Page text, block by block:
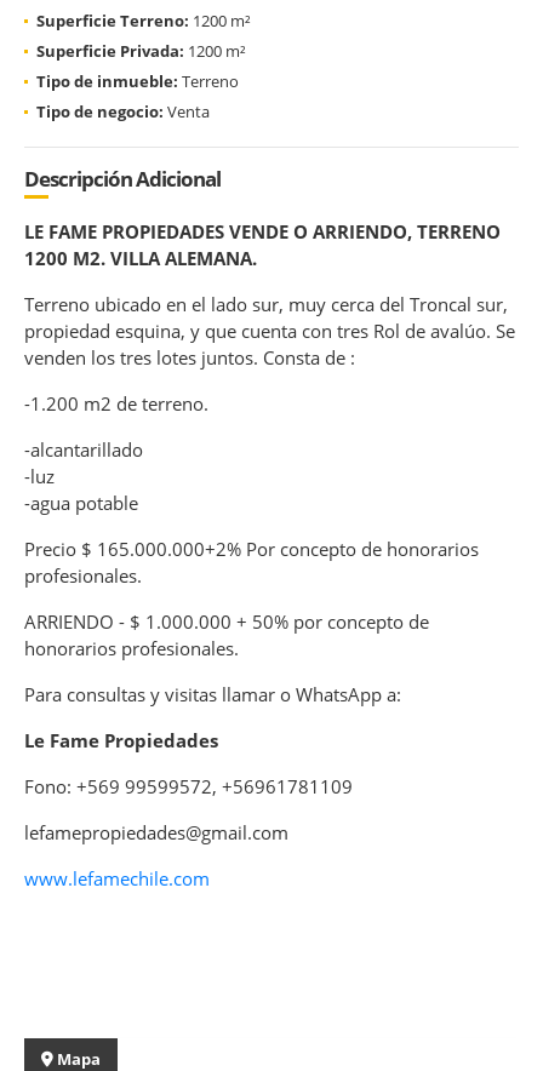
Superficie Terreno: 1200 m²
Superficie Privada: 1200 m²
Tipo de inmueble: Terreno
Tipo de negocio: Venta
Descripción Adicional
LE FAME PROPIEDADES VENDE O ARRIENDO, TERRENO
1200 M2. VILLA ALEMANA.
Terreno ubicado en el lado sur, muy cerca del Troncal sur,
propiedad esquina, y que cuenta con tres Rol de avalúo. Se
venden los tres lotes juntos. Consta de :
-1.200 m2 de terreno.
-alcantarillado
-luz
-agua potable
Precio $ 165.000.000+2% Por concepto de honorarios
profesionales.
ARRIENDO - $ 1.000.000 + 50% por concepto de
honorarios profesionales.
Para consultas y visitas llamar o WhatsApp a:
Le Fame Propiedades
Fono: +569 99599572, +56961781109
lefamepropiedades@gmail.com
www.lefamechile.com
Mapa